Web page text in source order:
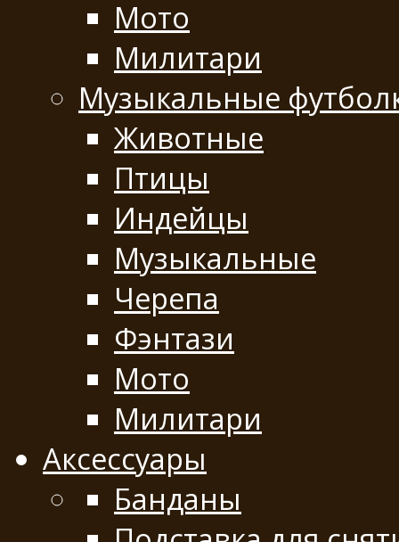
Мото
Милитари
Музыкальные
Животные
Птицы
Индейцы
Музыкальные
Черепа
Фэнтази
Мото
Милитари
Аксессуары
Банданы